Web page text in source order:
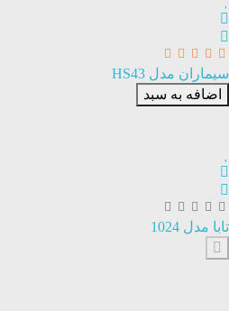
سیماران مدل HS43
اضافه به سبد
تابا مدل 1024